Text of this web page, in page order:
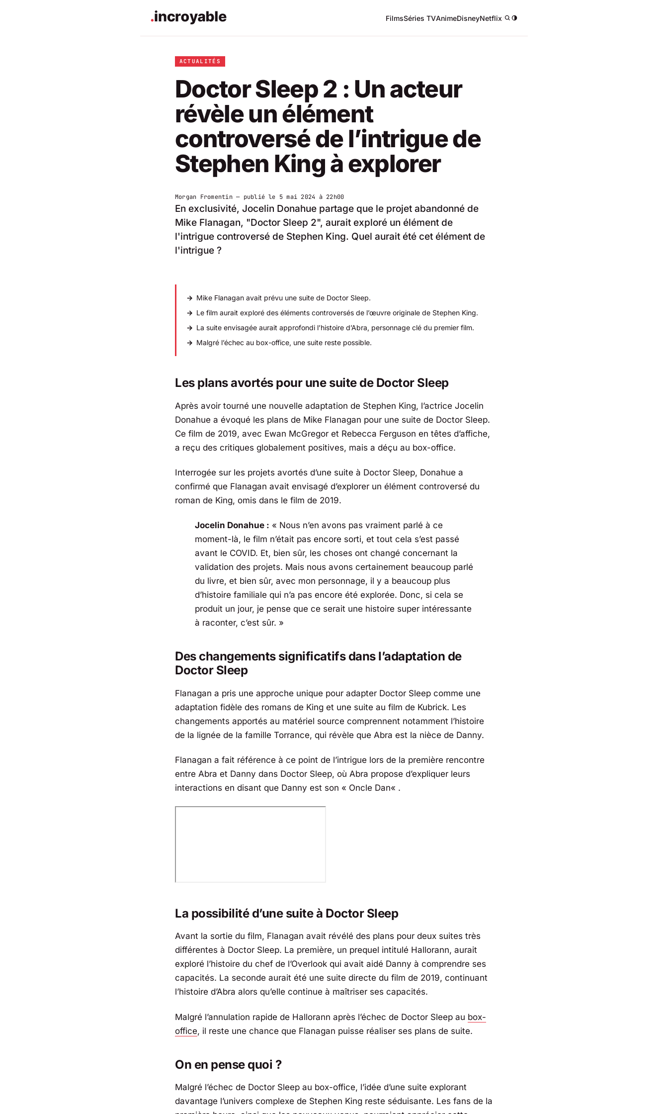
FilmsSéries TVAnimeDisneyNetflix/
ACTUALITÉS
Doctor Sleep 2 : Un acteur
révèle un élément
controversé de l’intrigue de
Stephen King à explorer
Morgan Fromentin— publié le 5 mai 2024 à 22h00
En exclusivité, Jocelin Donahue partage que le projet abandonné de
Mike Flanagan, "Doctor Sleep 2", aurait exploré un élément de
l'intrigue controversé de Stephen King. Quel aurait été cet élément de
l'intrigue ?
Mike Flanagan avait prévu une suite de Doctor Sleep.
Le film aurait exploré des éléments controversés de l’œuvre originale de Stephen King.
La suite envisagée aurait approfondi l’histoire d’Abra, personnage clé du premier film.
Malgré l’échec au box-office, une suite reste possible.
Les plans avortés pour une suite de Doctor Sleep
Après avoir tourné une nouvelle adaptation de Stephen King, l’actrice Jocelin
Donahue a évoqué les plans de Mike Flanagan pour une suite de Doctor Sleep.
Ce film de 2019, avec Ewan McGregor et Rebecca Ferguson en têtes d’affiche,
a reçu des critiques globalement positives, mais a déçu au box-office.
Interrogée sur les projets avortés d’une suite à Doctor Sleep, Donahue a
confirmé que Flanagan avait envisagé d’explorer un élément controversé du
roman de King, omis dans le film de 2019.
Jocelin Donahue : « Nous n’en avons pas vraiment parlé à ce
moment-là, le film n’était pas encore sorti, et tout cela s’est passé
avant le COVID. Et, bien sûr, les choses ont changé concernant la
validation des projets. Mais nous avons certainement beaucoup parlé
du livre, et bien sûr, avec mon personnage, il y a beaucoup plus
d’histoire familiale qui n’a pas encore été explorée. Donc, si cela se
produit un jour, je pense que ce serait une histoire super intéressante
à raconter, c’est sûr. »
Des changements significatifs dans l’adaptation de
Doctor Sleep
Flanagan a pris une approche unique pour adapter Doctor Sleep comme une
adaptation fidèle des romans de King et une suite au film de Kubrick. Les
changements apportés au matériel source comprennent notamment l’histoire
de la lignée de la famille Torrance, qui révèle que Abra est la nièce de Danny.
Flanagan a fait référence à ce point de l’intrigue lors de la première rencontre
entre Abra et Danny dans Doctor Sleep, où Abra propose d’expliquer leurs
interactions en disant que Danny est son « Oncle Dan« .
La possibilité d’une suite à Doctor Sleep
Avant la sortie du film, Flanagan avait révélé des plans pour deux suites très
différentes à Doctor Sleep. La première, un prequel intitulé Hallorann, aurait
exploré l’histoire du chef de l’Overlook qui avait aidé Danny à comprendre ses
capacités. La seconde aurait été une suite directe du film de 2019, continuant
l’histoire d’Abra alors qu’elle continue à maîtriser ses capacités.
Malgré l’annulation rapide de Hallorann après l’échec de Doctor Sleep au box-
office, il reste une chance que Flanagan puisse réaliser ses plans de suite.
On en pense quoi ?
Malgré l’échec de Doctor Sleep au box-office, l’idée d’une suite explorant
davantage l’univers complexe de Stephen King reste séduisante. Les fans de la